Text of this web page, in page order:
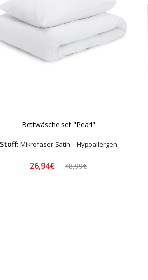
Bettwäsche set "Pearl"
Stoff: Mikrofaser-Satin – Hypoallergen
26,94€ 48,99€